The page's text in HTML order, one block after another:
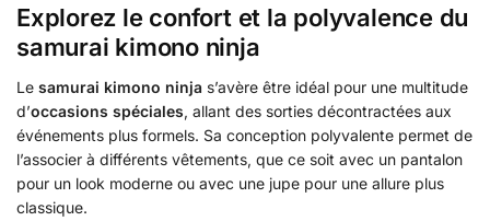
Explorez le confort et la polyvalence du
samurai kimono ninja
Le samurai kimono ninja s’avère être idéal pour une multitude
d’occasions spéciales, allant des sorties décontractées aux
événements plus formels. Sa conception polyvalente permet de
l’associer à différents vêtements, que ce soit avec un pantalon
pour un look moderne ou avec une jupe pour une allure plus
classique.